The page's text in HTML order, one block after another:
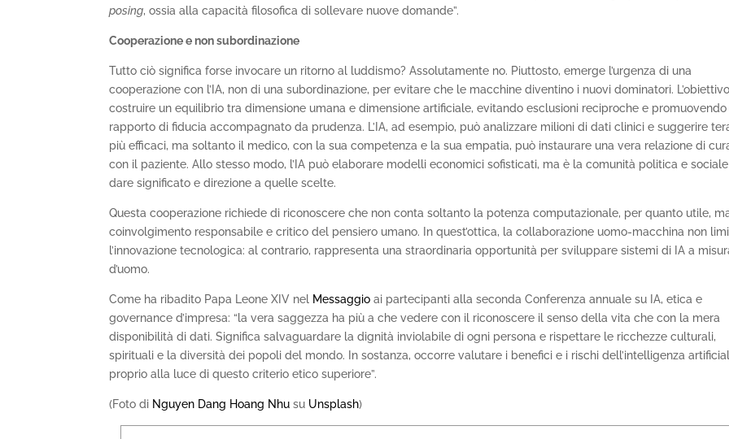
posing, ossia alla capacità filosofica di sollevare nuove domande”.
Cooperazione e non subordinazione
Tutto ciò significa forse invocare un ritorno al luddismo? Assolutamente no. Piuttosto, emerge l’urgenza di una
cooperazione con l’IA, non di una subordinazione, per evitare che le macchine diventino i nuovi dominatori.
costruire un equilibrio tra dimensione umana e dimensione artificiale, evitando esclusioni reciproche e promuovendo
rapporto di fiducia accompagnato da prudenza. L’IA, ad esempio, può analizzare milioni di dati clinici e suggerire
più efficaci, ma soltanto il medico, con la sua competenza e la sua empatia, può instaurare una vera relazione di
con il paziente. Allo stesso modo, l’IA può elaborare modelli economici sofisticati, ma è la comunità politica e
dare significato e direzione a quelle scelte.
Questa cooperazione richiede di riconoscere che non conta soltanto la potenza computazionale, per quanto utile,
coinvolgimento responsabile e critico del pensiero umano. In quest’ottica, la collaborazione uomo-macchina non
l’innovazione tecnologica: al contrario, rappresenta una straordinaria opportunità per sviluppare sistemi di IA a
d’uomo.
Come ha ribadito Papa Leone XIV nel Messaggio ai partecipanti alla seconda Conferenza annuale su IA, etica e
governance d’impresa: “la vera saggezza ha più a che vedere con il riconoscere il senso della vita che con la mera
disponibilità di dati. Significa salvaguardare la dignità inviolabile di ogni persona e rispettare le ricchezze culturali,
spirituali e la diversità dei popoli del mondo. In sostanza, occorre valutare i benefici e i rischi dell’intelligenza
proprio alla luce di questo criterio etico superiore”.
(Foto di Nguyen Dang Hoang Nhu su Unsplash)